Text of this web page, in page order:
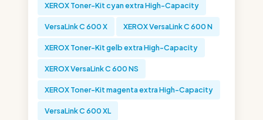
XEROX Toner-Kit cyan extra High-Capacity
VersaLink C 600 X XEROX VersaLink C 600 N
XEROX Toner-Kit gelb extra High-Capacity
XEROX VersaLink C 600 NS
XEROX Toner-Kit magenta extra High-Capacity
VersaLink C 600 XL